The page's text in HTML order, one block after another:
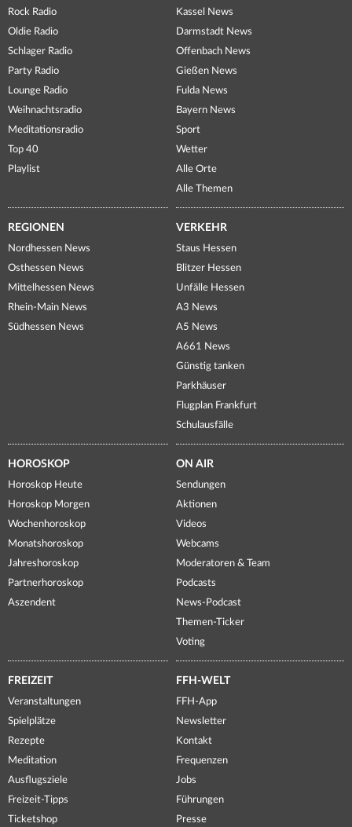
Rock Radio
Oldie Radio
Schlager Radio
Party Radio
Lounge Radio
Weihnachtsradio
Meditationsradio
Top 40
Playlist
Kassel News
Darmstadt News
Offenbach News
Gießen News
Fulda News
Bayern News
Sport
Wetter
Alle Orte
Alle Themen
REGIONEN
Nordhessen News
Osthessen News
Mittelhessen News
Rhein-Main News
Südhessen News
VERKEHR
Staus Hessen
Blitzer Hessen
Unfälle Hessen
A3 News
A5 News
A661 News
Günstig tanken
Parkhäuser
Flugplan Frankfurt
Schulausfälle
HOROSKOP
Horoskop Heute
Horoskop Morgen
Wochenhoroskop
Monatshoroskop
Jahreshoroskop
Partnerhoroskop
Aszendent
ON AIR
Sendungen
Aktionen
Videos
Webcams
Moderatoren & Team
Podcasts
News-Podcast
Themen-Ticker
Voting
FREIZEIT
Veranstaltungen
Spielplätze
Rezepte
Meditation
Ausflugsziele
Freizeit-Tipps
Ticketshop
FFH-WELT
FFH-App
Newsletter
Kontakt
Frequenzen
Jobs
Führungen
Presse